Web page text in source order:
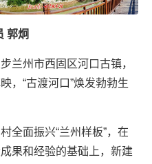
郭炯
兰州市西固区河口古镇，
，“古渡河口”焕发勃勃生
全面振兴“兰州样板”，在
果和经验的基础上，新建